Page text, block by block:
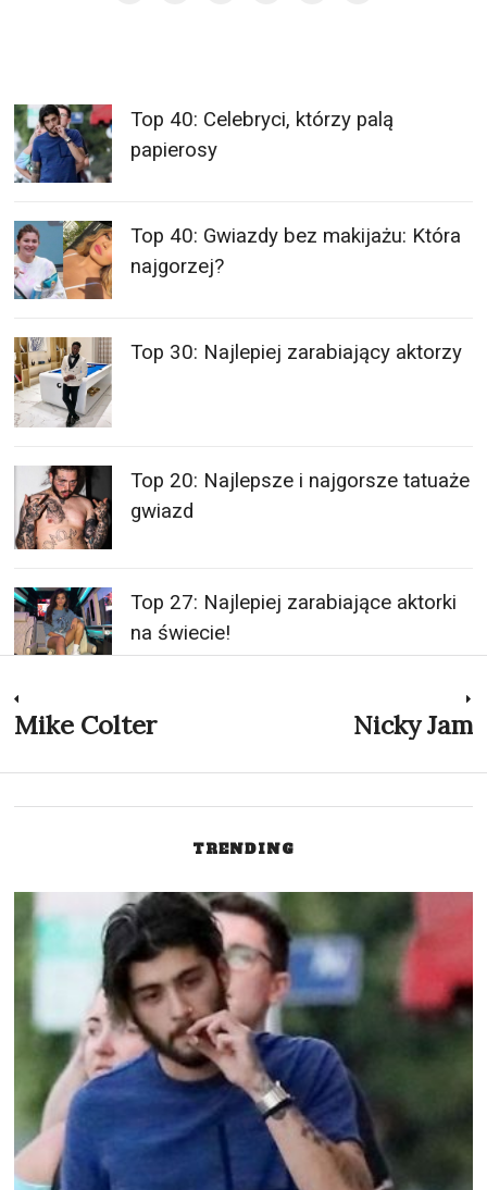
Top 40: Celebryci, którzy palą
papierosy
Top 40: Gwiazdy bez makijażu: Która
najgorzej?
Top 30: Najlepiej zarabiający aktorzy
Top 20: Najlepsze i najgorsze tatuaże
gwiazd
Top 27: Najlepiej zarabiające aktorki
na świecie!
Nawigacja
wpisu
Previous
Mike Colter Nicky Jam
TRENDING